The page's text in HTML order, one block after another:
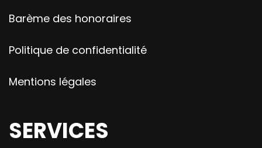
Barème des honoraires
Politique de confidentialité
Mentions légales
SERVICES